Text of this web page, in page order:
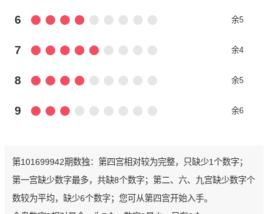
6 余5
7 余4
8 余5
9 余6
第101699942期数独：第四宫相对较为完整，只缺少1个数字；
第一宫缺少数字最多，共缺8个数字；第二、六、九宫缺少数字个
数较为平均，缺少6个数字；您可从第四宫开始入手。